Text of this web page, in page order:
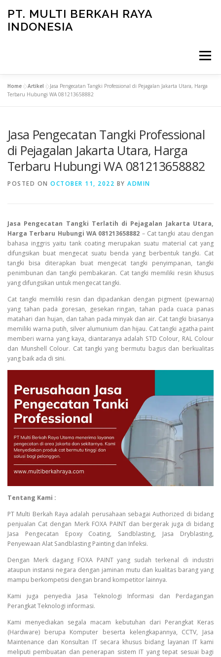
content
PT. MULTI BERKAH RAYA
INDONESIA
Menu
CONTACT
Home »Artikel »Jasa Pengecatan Tangki Professional di Pejagalan Jakarta Utara, Harga
Terbaru Hubungi WA 081213658882
Jasa Pengecatan Tangki Professional
di Pejagalan Jakarta Utara, Harga
Terbaru Hubungi WA 081213658882
POSTED ON OCTOBER 11, 2022 BY ADMIN
Jasa Pengecatan Tangki Terlatih di Pejagalan Jakarta Utara,
Harga Terbaru Hubungi WA 081213658882 – Cat tangki atau dengan
bahasa inggris yaitu tank coating merupakan suatu material cat yang
difungsikan buat mengecat suatu benda yang berbentuk tangki. Cat
tangki bisa diterapkan buat mengecat tangki penyimpanan, tangki
penimbunan dan tangki pembakaran. Cat tangki memiliki resin khusus
yang difungsikan untuk mengecat tangki.
Cat tangki memiliki resin dan dipadankan dengan pigment (pewarna)
yang tahan pada goresan, gesekan ringan, tahan pada cuaca panas
matahari dan hujan, dan tahan pada minyak dan air. Cat tangki biasanya
memiliki warna putih, silver alumunium dan hijau. Cat tangki agatha paint
memberi warna yang kaya, diantaranya adalah STD Colour, RAL Colour
dan Munshell Colour. Cat tangki yang bermutu bagus dan berkualitas
yang baik ada di sini.
Tentang Kami :
PT Multi Berkah Raya adalah perusahaan sebagai Authorized di bidang
penjualan Cat dengan Merk FOXA PAINT dan bergerak juga di bidang
Jasa Pengecatan Epoxy Coating, Sandblasting, Jasa Dryblasting,
Penyewaan Alat Sandblasting Painting dan Infeksi.
Dengan Merk dagang FOXA PAINT yang sudah terkenal di industri
ataupun instansi negara dengan jaminan mutu dan kualitas barang yang
mampu berkompetisi dengan brand kompetitor lainnya.
Kami juga penyedia Jasa Teknologi Informasi dan Perdagangan
Perangkat Teknologi informasi.
Kami menyediakan segala macam kebutuhan dari Perangkat Keras
(Hardware) berupa Komputer beserta kelengkapannya, CCTV, Jasa
Maintenance dan Konsultan IT secara khusus bidang layanan IT kami
meliputi pembuatan dan penerapan sistem IT yang tepat sesuai bagi